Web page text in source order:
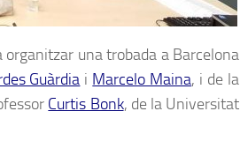
organitzar una trobada a Barcelona
Guàrdia i Marcelo Maina, i de la
Curtis Bonk, de la Universitat